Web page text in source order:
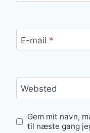
E-mail *
Websted
Gem mit navn,
til næste gang